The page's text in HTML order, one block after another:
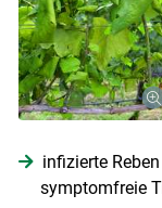
infizierte
symptomfreie